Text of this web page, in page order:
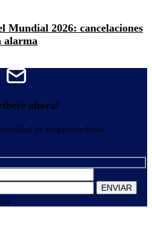
Mundial 2026: cancelaciones
alarma
ahora!
de emprendedores